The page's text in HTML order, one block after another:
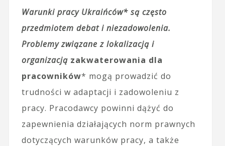
Warunki pracy Ukraińców* są często
przedmiotem debat i niezadowolenia.
Problemy związane z lokalizacją i
organizacją zakwaterowania dla
pracowników* mogą prowadzić do
trudności w adaptacji i zadowoleniu z
pracy. Pracodawcy powinni dążyć do
zapewnienia działających norm prawnych
dotyczących warunków pracy, a także